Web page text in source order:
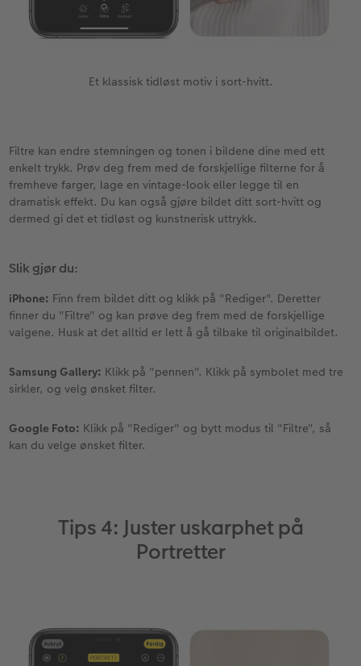
Et klassisk tidløst motiv i sort-hvitt.
Filtre kan endre stemningen og tonen i bildene dine med ett
enkelt trykk. Prøv deg frem med de forskjellige filterne for å
fremheve farger, lage en vintage-look eller legge til en
dramatisk effekt. Du kan også gjøre bildet ditt sort-hvitt og
dermed gi det et tidløst og kunstnerisk uttrykk.
Slik gjør du:
iPhone: Finn frem bildet ditt og klikk på "Rediger". Deretter
finner du "Filtre" og kan prøve deg frem med de forskjellige
valgene. Husk at det alltid er lett å gå tilbake til originalbildet.
Samsung Gallery: Klikk på "pennen". Klikk på symbolet med tre
sirkler, og velg ønsket filter.
Google Foto: Klikk på "Rediger" og bytt modus til "Filtre", så
kan du velge ønsket filter.
Tips 4: Juster uskarphet på
Portretter